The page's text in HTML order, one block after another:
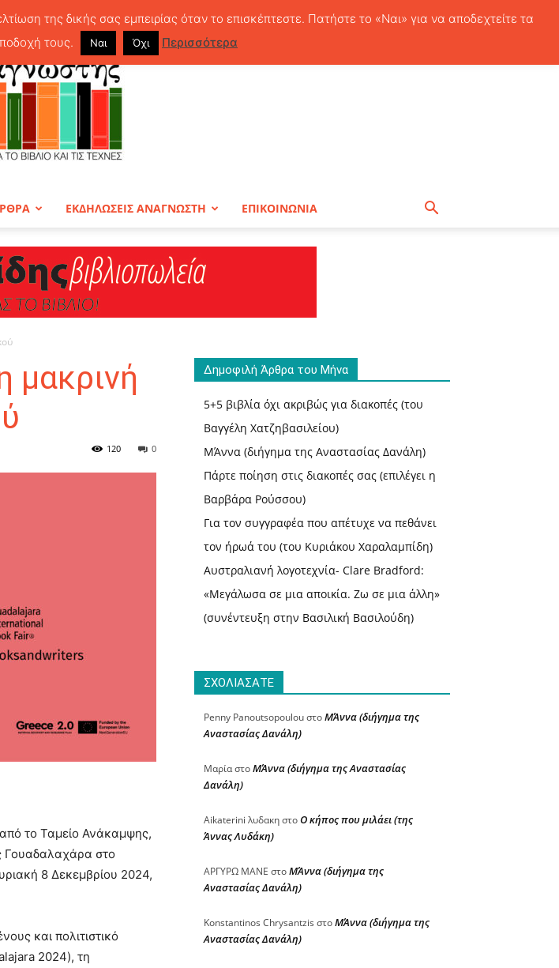
ΑΝΑΓΝΩΣΤΗΣ
ΤΟ
ΚΑΙ
ΤΙΣ
ΕΚΔΗΛΩΣΕΙΣ ΑΝΑΓΝΩΣΤΗ ΕΠΙΚΟΙΝΩΝΙΑ
μακρινή
0
120
το Ταμείο Ανάκαμψης,
Γουαδαλαχάρα στο
8 Δεκεμβρίου 2024,
και πολιτιστικό
2024), τη
Δημοφιλή Άρθρα του Μήνα
5+5 βιβλία όχι ακριβώς για διακοπές (του
Βαγγέλη Χατζηβασιλείου)
ΜΆννα (διήγημα της Αναστασίας Δανάλη)
Πάρτε ποίηση στις διακοπές σας (επιλέγει η
Βαρβάρα Ρούσσου)
Για τον συγγραφέα που απέτυχε να πεθάνει
τον ήρωά του (του Κυριάκου Χαραλαμπίδη)
Αυστραλιανή λογοτεχνία- Clare Bradford:
«Μεγάλωσα σε μια αποικία. Ζω σε μια άλλη»
(συνέντευξη στην Βασιλική Βασιλούδη)
ΣΧΟΛΙΑΣΑΤΕ
Penny PanoutsopoulouστοΜΆννα (διήγημα της
Αναστασίας Δανάλη)
ΜαρίαστοΜΆννα (διήγημα της Αναστασίας
Δανάλη)
Aikaterini λυδακηστοΟ κήπος που μιλάει (της
Άννας Λυδάκη)
ΑΡΓΥΡΩ ΜΑΝΕ στοΜΆννα (διήγημα της
Αναστασίας Δανάλη)
Konstantinos Chrysantzis στοΜΆννα (διήγημα της
Αναστασίας Δανάλη)
της δικής σας εμπειρίας όταν το επισκέπτεστε. Πατήστε το «Ναι» για να αποδεχτείτε τα
τους.
Ναι Όχι Περισσότερα